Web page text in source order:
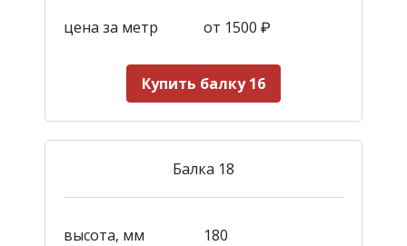
цена за метр
от 1500 ₽
Купить балку 16
Балка 18
высота, мм
180